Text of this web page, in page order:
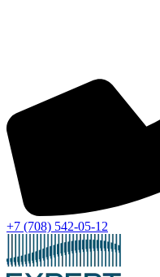
+7 (708) 542-05-12